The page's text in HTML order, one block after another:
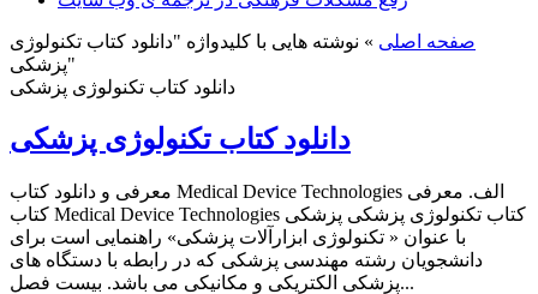
صفحه اصلی » نوشته هایی با کلیدواژه "دانلود کتاب تکنولوژی
پزشکی"
دانلود کتاب تکنولوژی پزشکی
دانلود کتاب تکنولوژی پزشکی
معرفی و دانلود کتاب Medical Device Technologies الف. معرفی
کتاب Medical Device Technologies کتاب تکنولوژی پزشکی پزشکی
با عنوان « تکنولوژی ابزارآلات پزشکی» راهنمایی است برای
دانشجویان رشته مهندسی پزشکی که در رابطه با دستگاه های
پزشکی الکتریکی و مکانیکی می باشد. بیست فصل...